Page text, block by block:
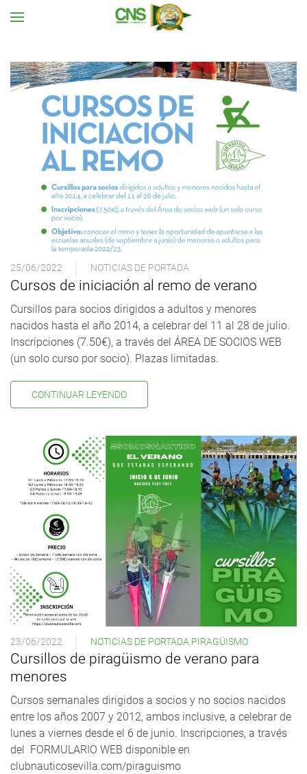
25/06/2022 NOTICIAS DE PORTADA
Cursos de iniciación al remo de verano
Cursillos para socios dirigidos a adultos y menores
nacidos hasta el año 2014, a celebrar del 11 al 28 de julio.
Inscripciones (7.50€), a través del ÁREA DE SOCIOS WEB
(un solo curso por socio). Plazas limitadas.
CONTINUAR LEYENDO
23/06/2022 NOTICIAS DE PORTADA PIRAGÜISMO
Cursillos de piragüismo de verano para
menores
Cursos semanales dirigidos a socios y no socios nacidos
entre los años 2007 y 2012, ambos inclusive, a celebrar de
lunes a viernes desde el 6 de junio. Inscripciones, a través
del FORMULARIO WEB disponible en
clubnauticosevilla.com/piraguismo